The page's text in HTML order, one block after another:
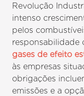
Revolução
intenso
pelos
responsabilidade
gases de efeito
às empresas
obrigações
emissões e a